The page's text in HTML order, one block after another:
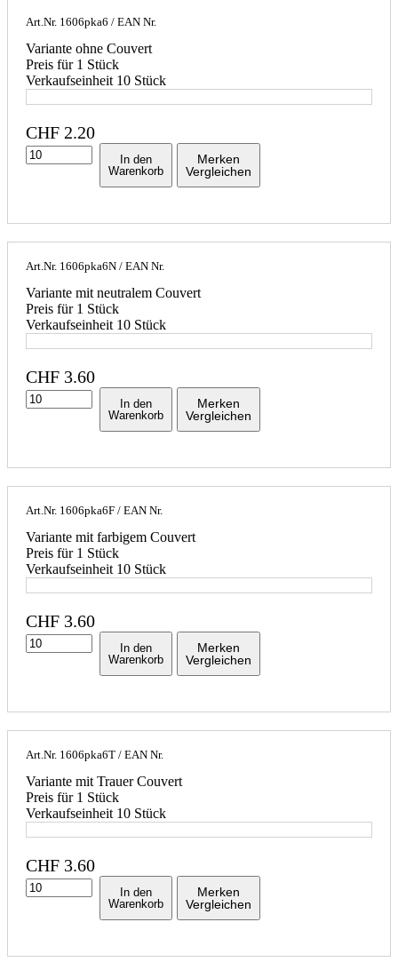
Art.Nr. 1606pka6 / EAN Nr.
Variante ohne Couvert
Preis für 1 Stück
Verkaufseinheit 10 Stück
CHF 2.20
In den
Warenkorb
Merken
Vergleichen
Art.Nr. 1606pka6N / EAN Nr.
Variante mit neutralem Couvert
Preis für 1 Stück
Verkaufseinheit 10 Stück
CHF 3.60
In den
Warenkorb
Merken
Vergleichen
Art.Nr. 1606pka6F / EAN Nr.
Variante mit farbigem Couvert
Preis für 1 Stück
Verkaufseinheit 10 Stück
CHF 3.60
In den
Warenkorb
Merken
Vergleichen
Art.Nr. 1606pka6T / EAN Nr.
Variante mit Trauer Couvert
Preis für 1 Stück
Verkaufseinheit 10 Stück
CHF 3.60
In den
Warenkorb
Merken
Vergleichen